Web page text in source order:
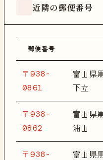
近隣の郵便番号
郵便番号
〒938-
0861
富山県
下立
〒938-
0862
富山県
浦山
〒938- 富山県